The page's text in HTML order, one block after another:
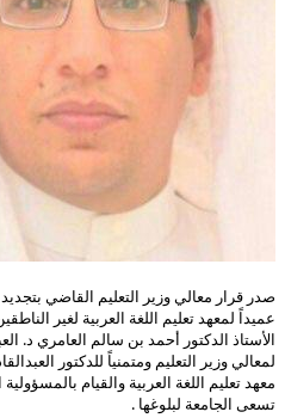
صدر قرار معالي وزير التعليم القاضي
عميداً لمعهد تعليم اللغة العربية لغير
الأستاذ الدكتور أحمد بن سالم العامري د.
لمعالي وزير التعليم ومتمنياً للدكتور
معهد تعليم اللغة العربية والقيام
تسعى الجامعة لبلوغها .